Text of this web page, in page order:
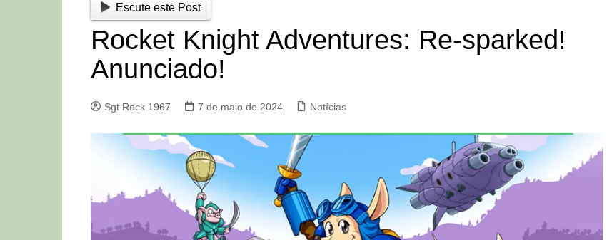
Escute este Post
Rocket Knight Adventures: Re-sparked!
Anunciado!
Sgt Rock 1967 7 de maio de 2024 Notícias